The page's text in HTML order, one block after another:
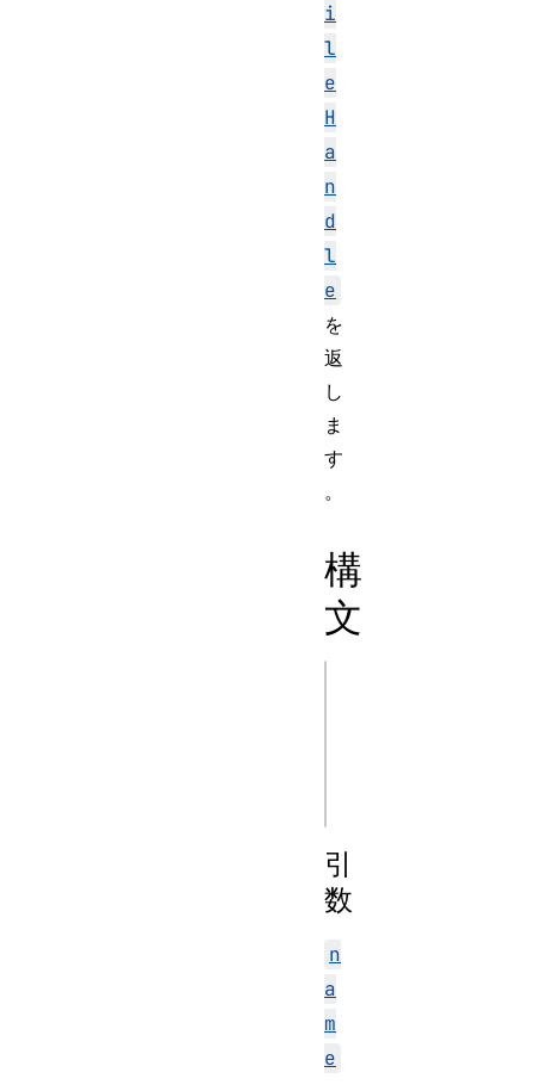
i
l
e
H
a
n
d
l
e
を
返
し
ま
す
。
構
文
引
数
n
a
m
e